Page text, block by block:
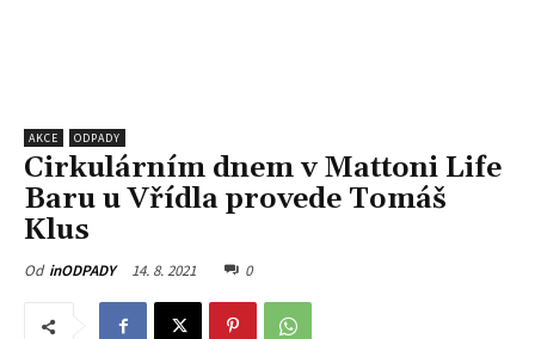
AKCE ODPADY
Cirkulárním dnem v Mattoni Life
Baru u Vřídla provede Tomáš
Klus
Od inODPADY 14. 8. 2021 0